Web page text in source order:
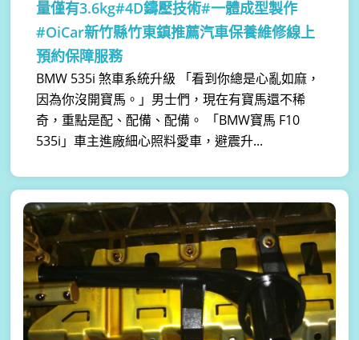
量僅有3.6kg#4D鑄壓技術#一體成型製作
#OiCar新竹縣竹東鎮推薦汽車保養維修線上
預約保障服務
BMW 535i 煞車系統升級 「看到你總是心亂如麻，
因為你沒開寶馬。」男士們，現在有寶馬還不稀
奇，重點是配、配備、配備。 「BMW寶馬 F10
535i」車主進廠細心照料愛車，避震升...